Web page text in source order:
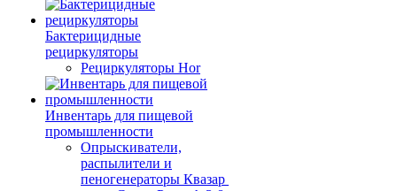
Бактерицидные
рециркуляторы
Рециркуляторы Hor
Инвентарь для пищевой
промышленности
Опрыскиватели,
распылители и
пеногенераторы Квазар